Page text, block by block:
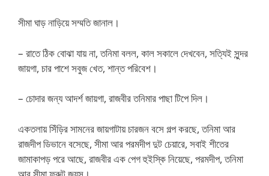
সীমা ঘাড় নাড়িয়ে সম্মতি জানাল।
– রাতে ঠিক বোঝা যায় না, তনিমা বলল, কাল সকালে দেখবেন, সত্যিই সুন্দর
জায়গা, চার পাশে সবুজ খেত, শান্ত পরিবেশ।
– চোদার জন্য আদর্শ জায়গা, রাজবীর তনিমার পাছা টিপে দিল।
একতলায় সিঁড়ির সামনের জায়গাটায় চারজন বসে গল্প করছে, তনিমা আর
রাজদীপ ডিভানে বসেছে, সীমা আর পরমদীপ দুট চেয়ারে, সবাই শীতের
জামাকাপড় পরে আছে, রাজবীর এক পেগ হুইস্কি নিয়েছে, পরমদীপ, তনিমা